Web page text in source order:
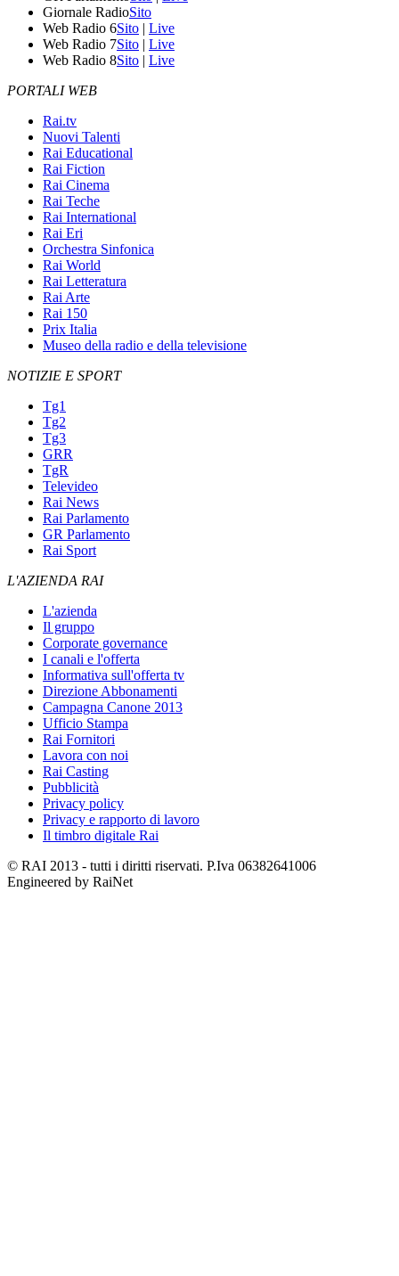
Giornale RadioSito
Web Radio 6Sito | Live
Web Radio 7Sito | Live
Web Radio 8Sito | Live
PORTALI WEB
Rai.tv
Nuovi Talenti
Rai Educational
Rai Fiction
Rai Cinema
Rai Teche
Rai International
Rai Eri
Orchestra Sinfonica
Rai World
Rai Letteratura
Rai Arte
Rai 150
Prix Italia
Museo della radio e della televisione
NOTIZIE E SPORT
Tg1
Tg2
Tg3
GRR
TgR
Televideo
Rai News
Rai Parlamento
GR Parlamento
Rai Sport
L'AZIENDA RAI
L'azienda
Il gruppo
Corporate governance
I canali e l'offerta
Informativa sull'offerta tv
Direzione Abbonamenti
Campagna Canone 2013
Ufficio Stampa
Rai Fornitori
Lavora con noi
Rai Casting
Pubblicità
Privacy policy
Privacy e rapporto di lavoro
Il timbro digitale Rai
© RAI 2013 - tutti i diritti riservati. P.Iva 06382641006
Engineered by RaiNet